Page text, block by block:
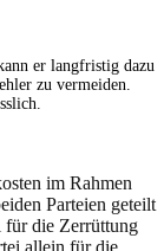
er langfristig dazu
zu vermeiden.
im Rahmen
Parteien geteilt
für die Zerrüttung
allein für die